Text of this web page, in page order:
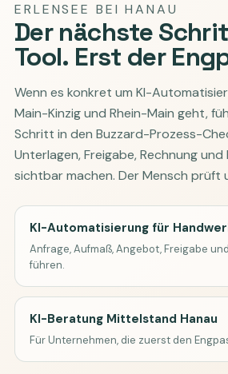
ERLENSEE BEI HANAU
Der nächste
Tool. Erst der
Wenn es konkret um KI-
Main-Kinzig und Rhein-Main geht,
Schritt in den Buzzard-Prozess-
Unterlagen, Freigabe, Rechnung und
sichtbar machen. Der Mensch prüft
KI-Automatisierung für
Anfrage, Aufmaß, Angebot, Freigabe
führen.
KI-Beratung Mittelstand Hanau
Für Unternehmen, die zuerst den